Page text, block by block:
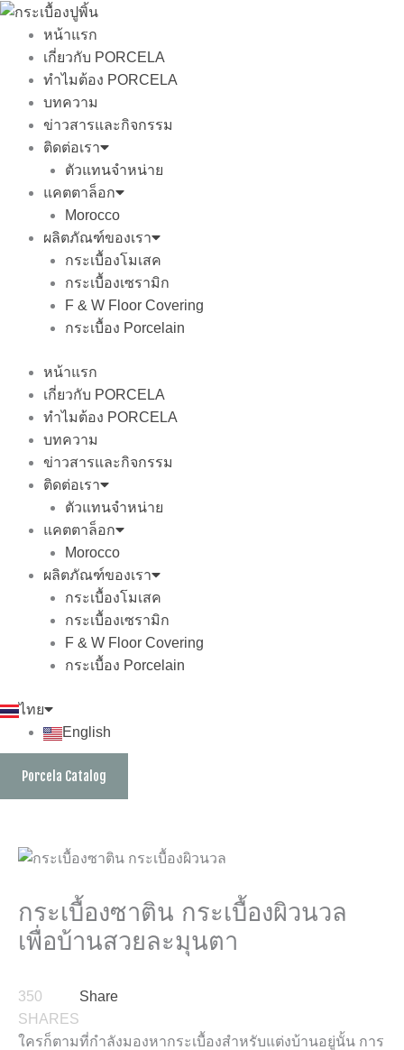
Skip
content
หน้าแรก
เกี่ยวกับ PORCELA
ทำไมต้อง PORCELA
บทความ
ข่าวสารและกิจกรรม
ติดต่อเรา
ตัวแทนจำหน่าย
แคตตาล็อก
Morocco
ผลิตภัณฑ์ของเรา
กระเบื้องโมเสค
กระเบื้องเซรามิก
F & W Floor Covering
กระเบื้อง Porcelain
หน้าแรก
เกี่ยวกับ PORCELA
ทำไมต้อง PORCELA
บทความ
ข่าวสารและกิจกรรม
ติดต่อเรา
ตัวแทนจำหน่าย
แคตตาล็อก
Morocco
ผลิตภัณฑ์ของเรา
กระเบื้องโมเสค
กระเบื้องเซรามิก
F & W Floor Covering
กระเบื้อง Porcelain
ไทย
English
Porcela Catalog
กระเบื้องซาติน กระเบื้องผิวนวล
เพื่อบ้านสวยละมุนตา
350
SHARES
Share
ใครก็ตามที่กำลังมองหากระเบื้องสำหรับแต่งบ้านอยู่นั้น การ